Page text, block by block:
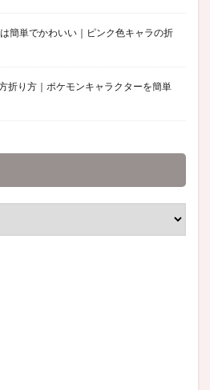
簡単でかわいい｜ピンク色キャラの折
折り方｜ポケモンキャラクターを簡単